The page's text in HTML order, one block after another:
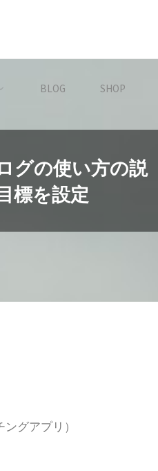
BLOG SHOP
グの使い方の説
標を設定
グアプリ）